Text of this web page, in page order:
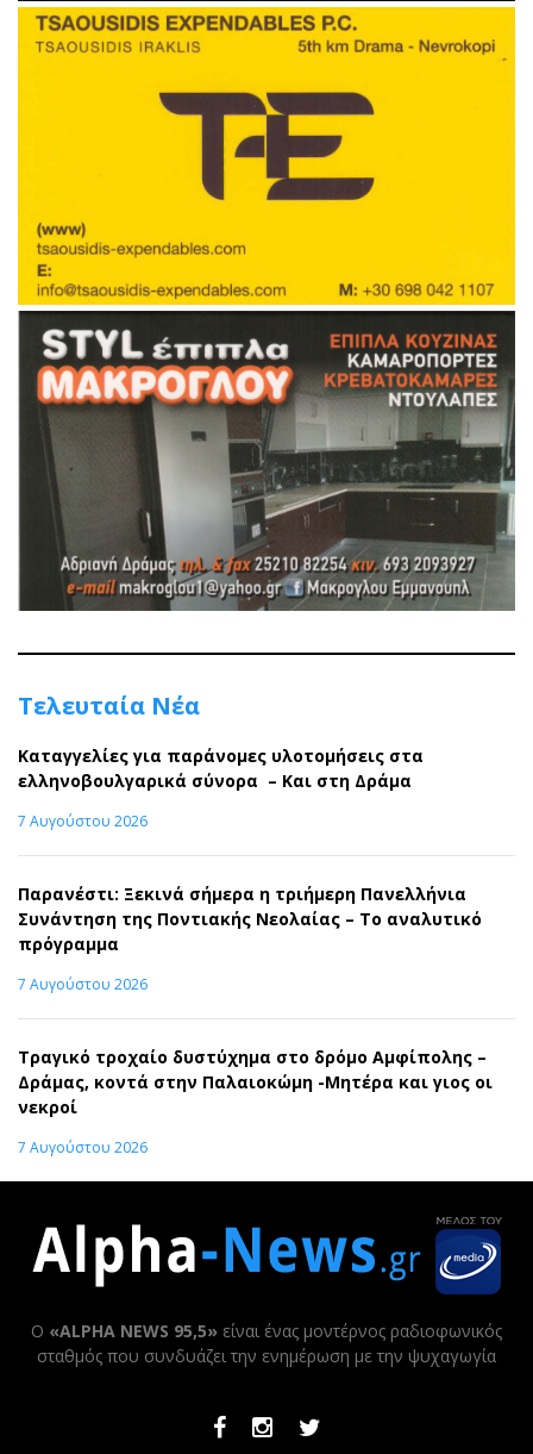
Τελευταία Νέα
Καταγγελίες για παράνομες υλοτομήσεις στα
ελληνοβουλγαρικά σύνορα – Και στη Δράμα
7 Αυγούστου 2026
Παρανέστι: Ξεκινά σήμερα η τριήμερη Πανελλήνια
Συνάντηση της Ποντιακής Νεολαίας – Το αναλυτικό
πρόγραμμα
7 Αυγούστου 2026
Τραγικό τροχαίο δυστύχημα στο δρόμο Αμφίπολης –
Δράμας, κοντά στην Παλαιοκώμη -Μητέρα και γιος οι
νεκροί
7 Αυγούστου 2026
Ο «ALPHA NEWS 95,5» είναι ένας μοντέρνος ραδιοφωνικός
σταθμός που συνδυάζει την ενημέρωση με την ψυχαγωγία
FacebookInstagramTwitter